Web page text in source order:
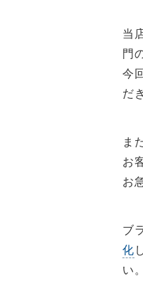
当
門
今
だ
ま
お
お
ブ
化
い。